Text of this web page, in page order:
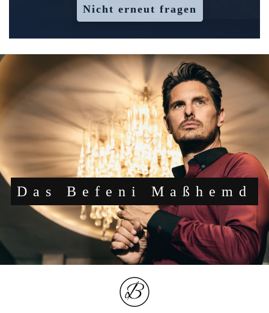
Nicht erneut fragen
Das Befeni Maßhemd